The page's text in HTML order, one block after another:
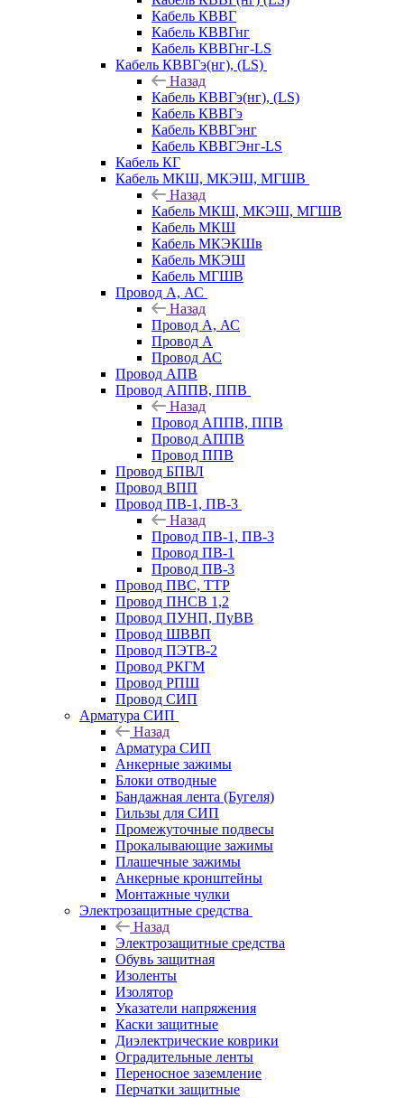
Кабель КВВГ
Кабель КВВГнг
Кабель КВВГнг-LS
Кабель КВВГэ(нг), (LS)
Назад
Кабель КВВГэ(нг), (LS)
Кабель КВВГэ
Кабель КВВГэнг
Кабель КВВГЭнг-LS
Кабель КГ
Кабель МКШ, МКЭШ, МГШВ
Назад
Кабель МКШ, МКЭШ, МГШВ
Кабель МКШ
Кабель МКЭКШв
Кабель МКЭШ
Кабель МГШВ
Провод А, АС
Назад
Провод А, АС
Провод А
Провод АС
Провод АПВ
Провод АППВ, ППВ
Назад
Провод АППВ, ППВ
Провод АППВ
Провод ППВ
Провод БПВЛ
Провод ВПП
Провод ПВ-1, ПВ-3
Назад
Провод ПВ-1, ПВ-3
Провод ПВ-1
Провод ПВ-3
Провод ПВС, ТТР
Провод ПНСВ 1,2
Провод ПУНП, ПуВВ
Провод ШВВП
Провод ПЭТВ-2
Провод РКГМ
Провод РПШ
Провод СИП
Арматура СИП
Назад
Арматура СИП
Анкерные зажимы
Блоки отводные
Бандажная лента (Бугеля)
Гильзы для СИП
Промежуточные подвесы
Прокалывающие зажимы
Плашечные зажимы
Анкерные кронштейны
Монтажные чулки
Электрозащитные средства
Назад
Электрозащитные средства
Обувь защитная
Изоленты
Изолятор
Указатели напряжения
Каски защитные
Диэлектрические коврики
Оградительные ленты
Переносное заземление
Перчатки защитные